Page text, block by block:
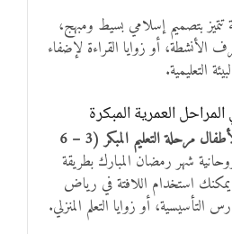
تتميز بتصميم إسلامي بسيط ومبهج،
أو زوايا القراءة لإضفاء
التعليمية.
العمرية المبكرة
لأطفال مرحلة التعليم المبكر (3 – 6
شهر رمضان المبارك بطريقة
استخدام اللافتة في رياض
التأسيسية، أو زوايا التعلم المنزلي.